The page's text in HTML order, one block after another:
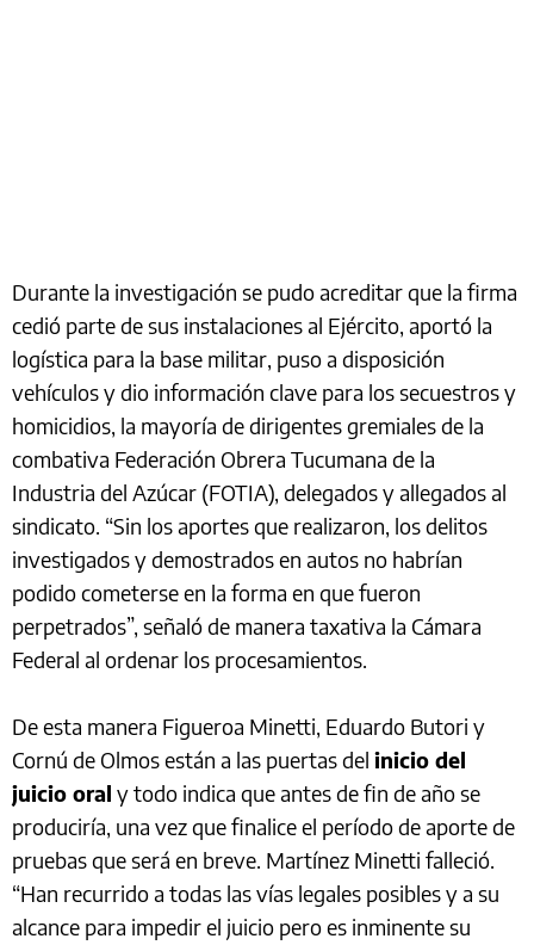
Durante la investigación se pudo acreditar que la firma
cedió parte de sus instalaciones al Ejército, aportó la
logística para la base militar, puso a disposición
vehículos y dio información clave para los secuestros y
homicidios, la mayoría de dirigentes gremiales de la
combativa Federación Obrera Tucumana de la
Industria del Azúcar (FOTIA), delegados y allegados al
sindicato. “Sin los aportes que realizaron, los delitos
investigados y demostrados en autos no habrían
podido cometerse en la forma en que fueron
perpetrados”, señaló de manera taxativa la Cámara
Federal al ordenar los procesamientos.
De esta manera Figueroa Minetti, Eduardo Butori y
Cornú de Olmos están a las puertas del inicio del
juicio oral y todo indica que antes de fin de año se
produciría, una vez que finalice el período de aporte de
pruebas que será en breve. Martínez Minetti falleció.
“Han recurrido a todas las vías legales posibles y a su
alcance para impedir el juicio pero es inminente su